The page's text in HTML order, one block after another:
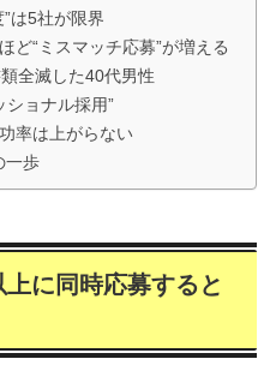
は5社が限界
“ミスマッチ応募”が増える
全滅した40代男性
ョナル採用”
率は上がらない
一歩
上に同時応募すると